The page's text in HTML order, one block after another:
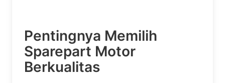
Pentingnya Memilih
Sparepart Motor
Berkualitas